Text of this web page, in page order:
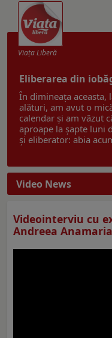
Viaţa Liberă
Eliberarea din
În dimineața aceasta,
alături, am avut o
calendar și am văzut
aproape la șapte luni
și eliberator: abia
Video News
Videointerviu cu
Andreea